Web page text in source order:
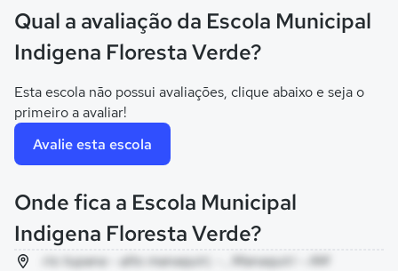
Qual a avaliação da Escola Municipal
Indigena Floresta Verde?
Esta escola não possui avaliações, clique abaixo e seja o
primeiro a avaliar!
Avalie esta escola
Onde fica a Escola Municipal
Indigena Floresta Verde?
rio tupana - alto manaquiri, - , Manaquiri - AM